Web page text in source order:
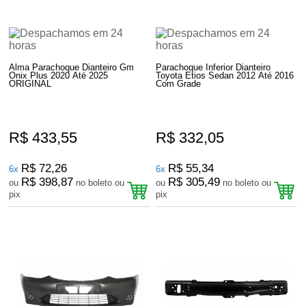
Alma Parachoque Dianteiro Gm
Onix Plus 2020 Até 2025
ORIGINAL
R$ 433,55
6x R$ 72,26
ou R$ 398,87 no boleto ou
pix
Parachoque Inferior Dianteiro
Toyota Etios Sedan 2012 Até 2016
Com Grade
R$ 332,05
6x R$ 55,34
ou R$ 305,49 no boleto ou
pix